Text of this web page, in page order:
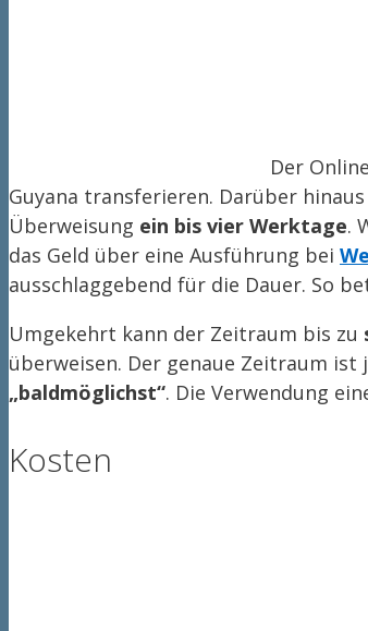
Der
Guyana transferieren. Darüber
Überweisung ein bis vier Werktage.
das Geld über eine Ausführung bei
ausschlaggebend für die Dauer. So
Umgekehrt kann der Zeitraum bis zu
überweisen. Der genaue Zeitraum
„baldmöglichst“. Die Verwendung
Kosten